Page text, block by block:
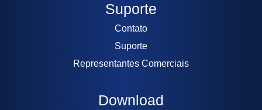
Suporte
Contato
Suporte
Representantes Comerciais
Download